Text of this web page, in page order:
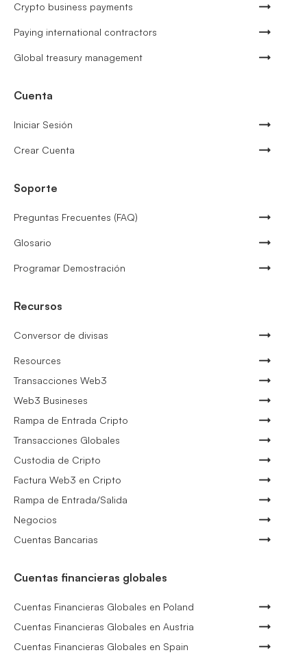
Crypto business payments
Paying international contractors
Global treasury management
Cuenta
Iniciar Sesión
Crear Cuenta
Soporte
Preguntas Frecuentes (FAQ)
Glosario
Programar Demostración
Recursos
Conversor de divisas
Resources
Transacciones Web3
Web3 Busineses
Rampa de Entrada Cripto
Transacciones Globales
Custodia de Cripto
Factura Web3 en Cripto
Rampa de Entrada/Salida
Negocios
Cuentas Bancarias
Cuentas financieras globales
Cuentas Financieras Globales en Poland
Cuentas Financieras Globales en Austria
Cuentas Financieras Globales en Spain